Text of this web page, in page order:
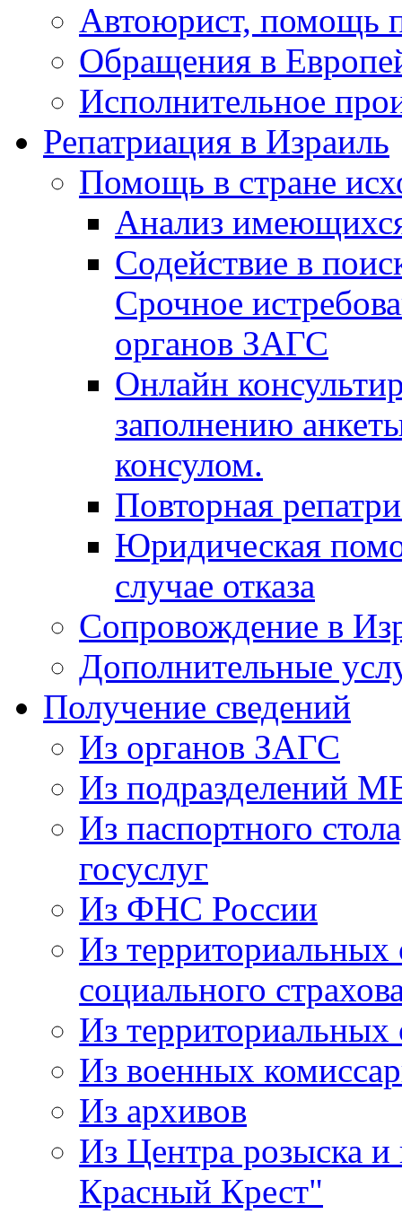
Автоюрист, помощь
Обращения в
Исполнительное
Репатриация в Израиль
Помощь в стране
Анализ
Содействие в
Срочное
органов ЗАГС
Онлайн
заполнению
консулом.
Повторная
Юридическая
случае отказа
Сопровождение в
Дополнительные
Получение сведений
Из органов ЗАГС
Из подразделений
Из паспортного
госуслуг
Из ФНС России
Из
социального
Из
Из военных
Из архивов
Из Центра розыска
Красный Крест"